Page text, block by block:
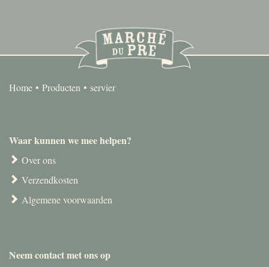
Home Producten servier
Waar kunnen we mee helpen?
Over ons
Verzendkosten
Algemene voorwaarden
Neem contact met ons op